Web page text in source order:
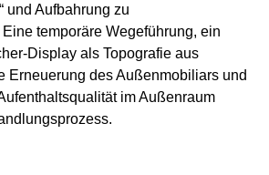
und Aufbahrung zu
temporäre Wegeführung, ein
Display als Topografie aus
Erneuerung des Außenmobiliars und
im Außenraum